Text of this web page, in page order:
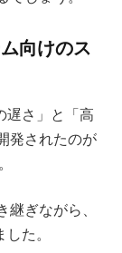
向けのス
遅さ」と「高
発されたのが
ぎながら、
た。